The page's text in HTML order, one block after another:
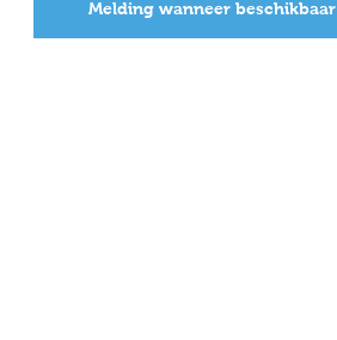
Melding wanneer beschikbaar